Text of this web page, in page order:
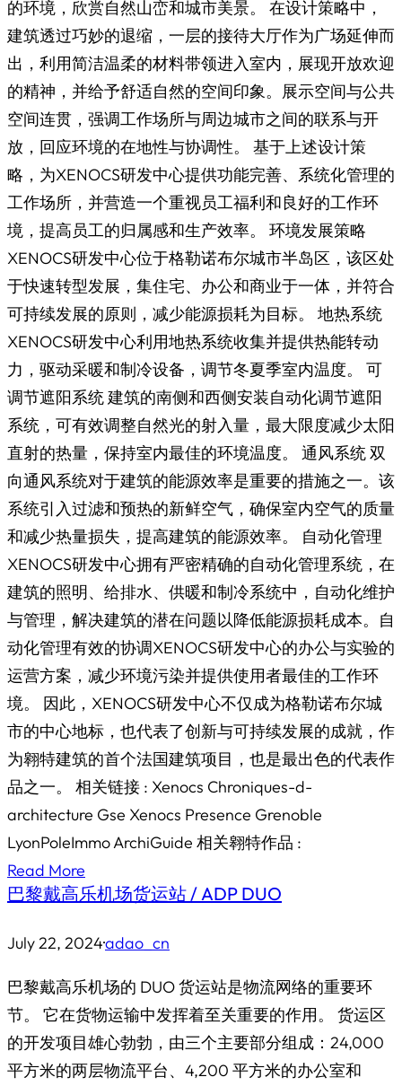
的环境，欣赏自然山峦和城市美景。 在设计策略中，
建筑透过巧妙的退缩，一层的接待大厅作为广场延伸而
出，利用简洁温柔的材料带领进入室内，展现开放欢迎
的精神，并给予舒适自然的空间印象。展示空间与公共
空间连贯，强调工作场所与周边城市之间的联系与开
放，回应环境的在地性与协调性。 基于上述设计策
略，为XENOCS研发中心提供功能完善、系统化管理的
工作场所，并营造一个重视员工福利和良好的工作环
境，提高员工的归属感和生产效率。 环境发展策略
XENOCS研发中心位于格勒诺布尔城市半岛区，该区处
于快速转型发展，集住宅、办公和商业于一体，并符合
可持续发展的原则，减少能源损耗为目标。 地热系统
XENOCS研发中心利用地热系统收集并提供热能转动
力，驱动采暖和制冷设备，调节冬夏季室内温度。 可
调节遮阳系统 建筑的南侧和西侧安装自动化调节遮阳
系统，可有效调整自然光的射入量，最大限度减少太阳
直射的热量，保持室内最佳的环境温度。 通风系统 双
向通风系统对于建筑的能源效率是重要的措施之一。该
系统引入过滤和预热的新鲜空气，确保室内空气的质量
和减少热量损失，提高建筑的能源效率。 自动化管理
XENOCS研发中心拥有严密精确的自动化管理系统，在
建筑的照明、给排水、供暖和制冷系统中，自动化维护
与管理，解决建筑的潜在问题以降低能源损耗成本。自
动化管理有效的协调XENOCS研发中心的办公与实验的
运营方案，减少环境污染并提供使用者最佳的工作环
境。 因此，XENOCS研发中心不仅成为格勒诺布尔城
市的中心地标，也代表了创新与可持续发展的成就，作
为翱特建筑的首个法国建筑项目，也是最出色的代表作
品之一。 相关链接 : Xenocs Chroniques-d-
architecture Gse Xenocs Presence Grenoble
LyonPoleImmo ArchiGuide 相关翱特作品 :
Read More
巴黎戴高乐机场货运站 / ADP DUO
July 22, 2024·adao_cn
巴黎戴高乐机场的 DUO 货运站是物流网络的重要环
节。 它在货物运输中发挥着至关重要的作用。 货运区
的开发项目雄心勃勃，由三个主要部分组成：24,000
平方米的两层物流平台、4,200 平方米的办公室和